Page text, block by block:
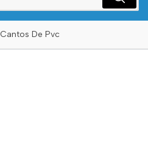
Cantos De Pvc